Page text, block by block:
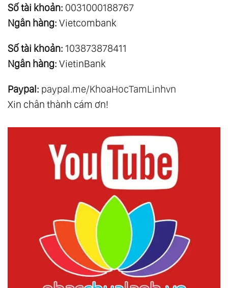
Số tài khoản: 0031000188767
Ngân hàng: Vietcombank
Số tài khoản: 103873878411
Ngân hàng: VietinBank
Paypal: paypal.me/KhoaHocTamLinhvn
Xin chân thành cám ơn!